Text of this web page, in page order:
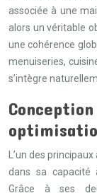
associée à une
alors un véritable
une cohérence
menuiseries,
s’intègre
L’un des
dans sa capacité
Grâce à ses